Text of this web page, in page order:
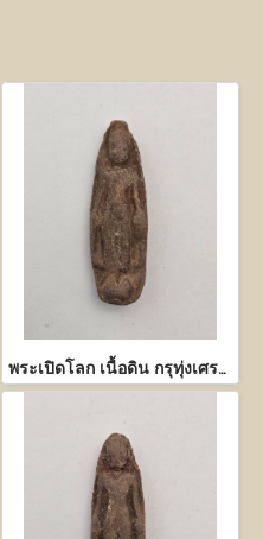
พระเปิดโลก เนื้อดิน กรุทุ่งเศรษฐี กำแพงเพชร